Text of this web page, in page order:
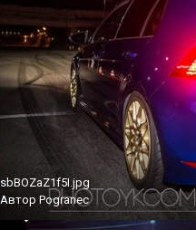
sbBOZaZ1f5I.jpg
Автор Pogranec